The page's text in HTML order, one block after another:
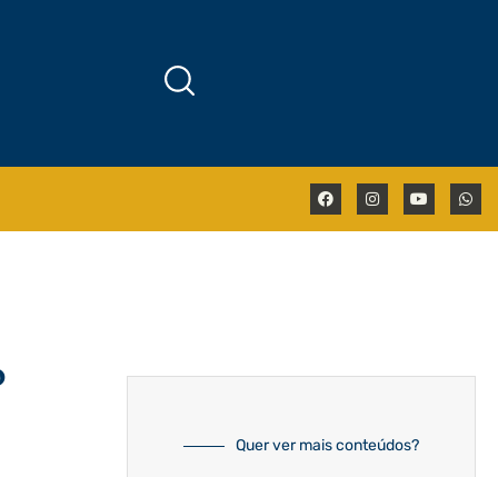
Quer ver mais conteúdos?